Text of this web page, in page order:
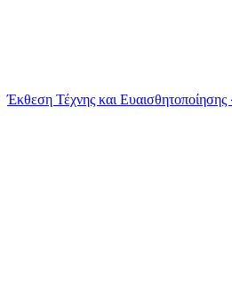
Έκθεση Τέχνης και